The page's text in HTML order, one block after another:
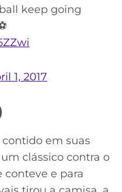
keep going
1, 2017
em suas
clássico contra o
conteve e para